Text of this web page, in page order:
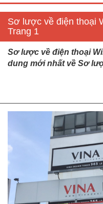
Sơ lược về điện thoại
Trang 1
Sơ lược về điện thoại
dung mới nhất về Sơ